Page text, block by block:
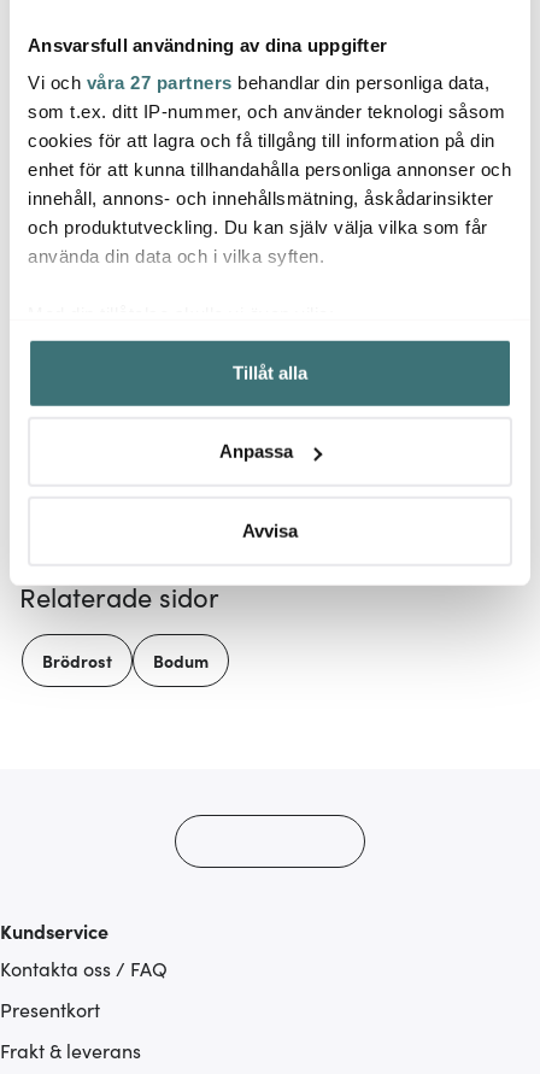
Ansvarsfull användning av dina uppgifter
Vi och våra 27 partners behandlar din personliga data,
som t.ex. ditt IP-nummer, och använder teknologi såsom
cookies för att lagra och få tillgång till information på din
enhet för att kunna tillhandahålla personliga annonser och
innehåll, annons- och innehållsmätning, åskådarinsikter
och produktutveckling. Du kan själv välja vilka som får
använda din data och i vilka syften.
Samla in information om din geografiska plats som
kan ha en noggrannhet på upp till flera meter
Identifiera din enhet genom att aktivt skanna den för
Ta reda på mer om hur dina personliga uppgifter
Du kan ändra eller dra tillbaka ditt samtycke när som
Vi använder cookies för att innehållet och annonserna
ska anpassas efter det som vi tror att du tycker om. Det
gör också att vi kan analysera vår trafik och göra
Tillåt alla
Anpassa
Avvisa
Anders Petter
Steel Essentials
Potatissticka 15,5 cm
stål/svart
39 kr
Tramontina
Grano stekpanna 26
cm stål
1599 kr
Låt dig inspireras av våra kunder
Relaterade sidor
Brödrost Bodum
Kundservice
Kontakta oss / FAQ
Presentkort
Frakt & leverans